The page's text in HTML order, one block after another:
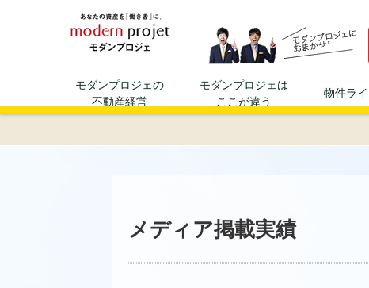
資産運用、不動産投資ならモ
モダンプロジェの
不動産経営
モダンプロジェは
ここが違う
物件ラ
メディア掲載実績